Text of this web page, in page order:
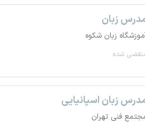
زبان
زبان شکوه
شده
زبان اسپانیایی
فنی تهران